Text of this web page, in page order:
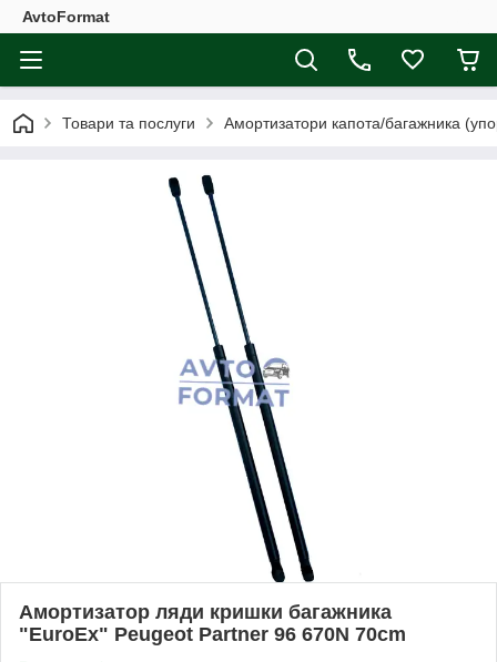
AvtoFormat
Товари та послуги Амортизатори капота/багажника
Амортизатор ляди кришки багажника
"EuroEx" Peugeot Partner 96 670N 70cm